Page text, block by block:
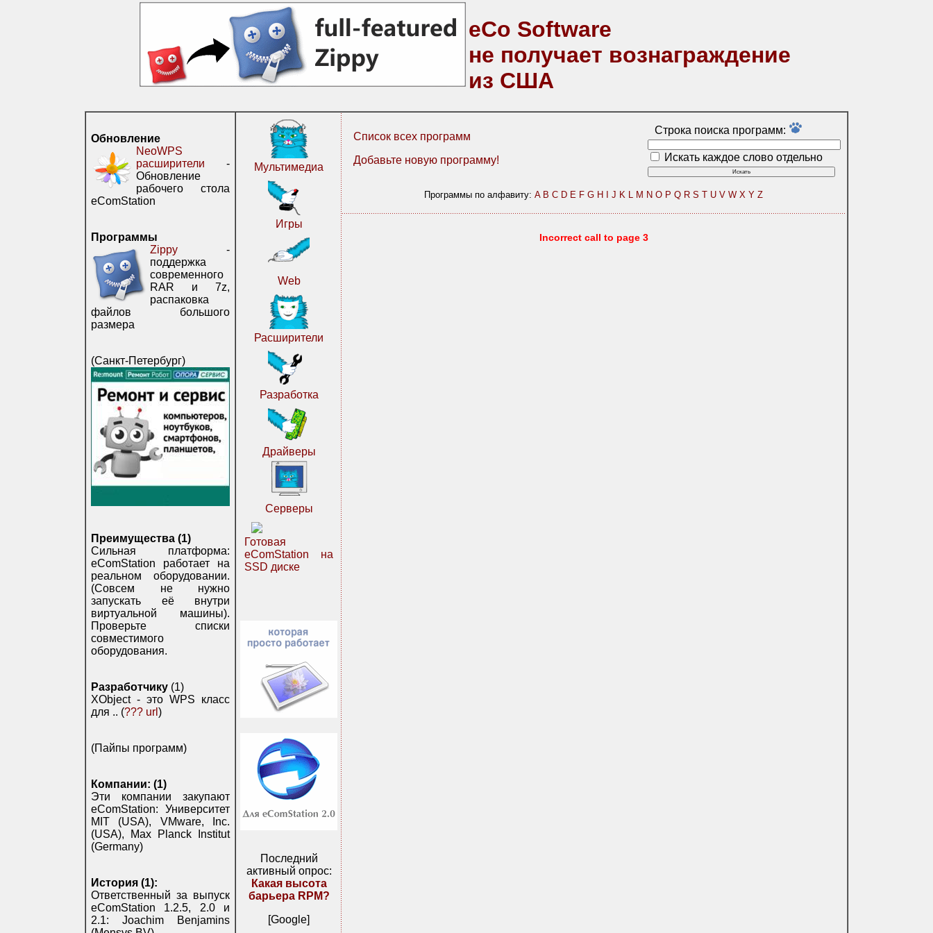
eCo Software
не получает вознаграждение
из США
Обновление
NeoWPS
расширители -
Обновление
рабочего стола
eComStation
Программы
Zippy -
поддержка
современного
RAR и 7z,
распаковка
файлов большого
размера
(Санкт-Петербург)
Преимущества (1)
Сильная платформа:
eComStation работает на
реальном оборудовании.
(Совсем не нужно
запускать её внутри
виртуальной машины).
Проверьте списки
совместимого
оборудования.
Разработчику (1)
XObject - это WPS класс
для .. (??? url )
(Пайпы программ)
Компании: (1)
Эти компании закупают
eComStation: Университет
MIT (USA), VMware, Inc.
(USA), Max Planck Institut
(Germany)
История (1):
Ответственный за выпуск
eComStation 1.2.5, 2.0 и
2.1: Joachim Benjamins
Мультимедиа
Игры
Web
Расширители
Разработка
Драйверы
Серверы
Готовая
eComStation на
SSD диске
Последний
активный опрос:
Какая высота
барьера RPM?
[Google]
Список всех программ
Добавьте новую программу!
Строка поиска программ:
Искать каждое слово отдельно
Программы по алфавиту: A B C D E F G H J K L M N O P Q R S T U V W X Y Z
Incorrect call to page 3